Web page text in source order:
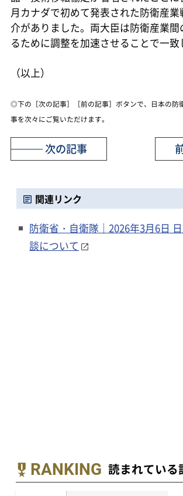
月カナダで初めて発表された防衛産
介がありました。両大臣は防衛産業
るために調整を加速させることで一致
（以上）
◎下の［次の記事］［前の記事］ボタンで、日本の防
事を次々にご覧いただけます。
次の記事
関連リンク
防衛省・自衛隊｜2026年3月6日
談について
RANKING 読まれている